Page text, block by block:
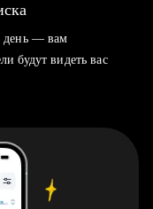
день — вам
будут видеть вас